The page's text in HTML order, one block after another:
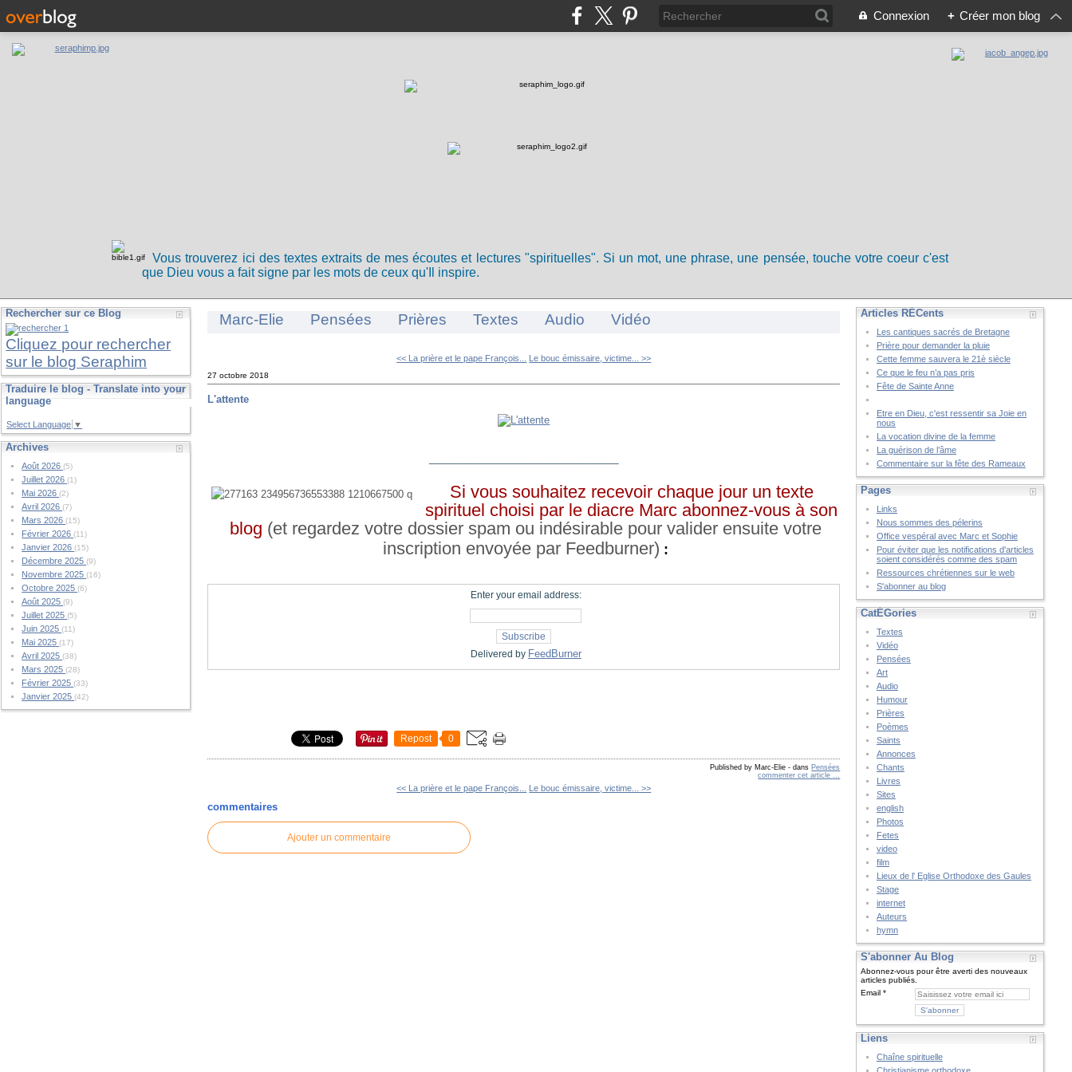
Connexion + Créer mon blog
Vous trouverez ici des textes extraits de mes écoutes et lectures "spirituelles". Si un mot, une phrase, une pensée, touche votre coeur c'est
que Dieu vous a fait signe par les mots de ceux qu'Il inspire.
Rechercher sur ce Blog
Cliquez pour rechercher
sur le blog Seraphim
Traduire le blog - Translate into your
language
Select Language ▼
Archives
Août 2026(5)
Juillet 2026(1)
Mai 2026(2)
Avril 2026(7)
Mars 2026(15)
Février 2026(11)
Janvier 2026(15)
Décembre 2025(9)
Novembre 2025(16)
Octobre 2025(6)
Août 2025(9)
Juillet 2025(5)
Juin 2025(11)
Mai 2025(17)
Avril 2025(38)
Mars 2025(28)
Février 2025(33)
Janvier 2025(42)
Marc-Elie Pensées Prières Textes Audio Vidéo
<< La prière et le pape François... Le bouc émissaire, victime... >>
27 octobre 2018
L'attente
Si vous souhaitez recevoir chaque jour un texte
spirituel choisi par le diacre Marc abonnez-vous à son
blog (et regardez votre dossier spam ou indésirable pour valider ensuite votre
inscription envoyée par Feedburner) :
Enter your email address:
Delivered by FeedBurner
Repost 0
Published by Marc-Elie - dans Pensées
commenter cet article
<< La prière et le pape François... Le bouc émissaire, victime... >>
commentaires
Ajouter un commentaire
Articles RÉCents
Les cantiques sacrés de Bretagne
Prière pour demander la pluie
Cette femme sauvera le 21è siècle
Ce que le feu n’a pas pris
Fête de Sainte Anne
Etre en Dieu, c'est ressentir sa Joie en
nous
La vocation divine de la femme
La guérison de l’âme
Commentaire sur la fête des Rameaux
Pages
Links
Nous sommes des pélerins
Office vespéral avec Marc et Sophie
Pour éviter que les notifications d'articles
soient considérés comme des spam
Ressources chrétiennes sur le web
S'abonner au blog
CatÉGories
Textes
Vidéo
Pensées
Art
Audio
Humour
Prières
Poèmes
Saints
Annonces
Chants
Livres
Sites
english
Photos
Fetes
video
film
Lieux de l' Eglise Orthodoxe des Gaules
Stage
internet
Auteurs
hymn
S'abonner Au Blog
Abonnez-vous pour être averti des nouveaux
articles publiés.
Email
Liens
Chaîne spirituelle